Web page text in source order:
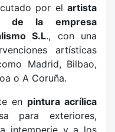
por el artista
de la empresa
S.L., con una
artísticas
Madrid, Bilbao,
o A Coruña.
en pintura acrílica
para exteriores,
intemperie y a los